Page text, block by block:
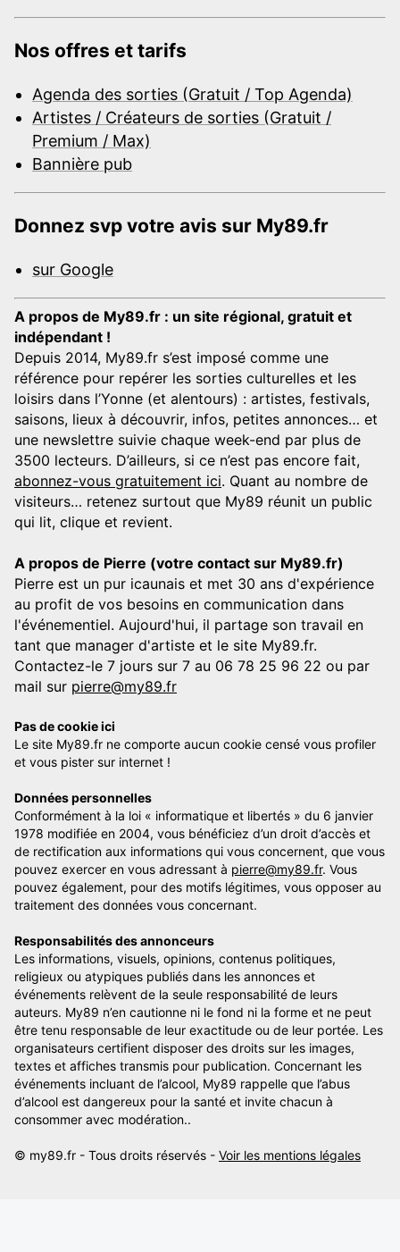
Nos offres et tarifs
Agenda des sorties (Gratuit / Top Agenda)
Artistes / Créateurs de sorties (Gratuit /
Premium / Max)
Bannière pub
Donnez svp votre avis sur My89.fr
sur Google
A propos de My89.fr : un site régional, gratuit et
indépendant !
Depuis 2014, My89.fr s’est imposé comme une
référence pour repérer les sorties culturelles et les
loisirs dans l’Yonne (et alentours) : artistes, festivals,
saisons, lieux à découvrir, infos, petites annonces… et
une newslettre suivie chaque week-end par plus de
3500 lecteurs. D’ailleurs, si ce n’est pas encore fait,
abonnez-vous gratuitement ici. Quant au nombre de
visiteurs… retenez surtout que My89 réunit un public
qui lit, clique et revient.
A propos de Pierre (votre contact sur My89.fr)
Pierre est un pur icaunais et met 30 ans d'expérience
au profit de vos besoins en communication dans
l'événementiel. Aujourd'hui, il partage son travail en
tant que manager d'artiste et le site My89.fr.
Contactez-le 7 jours sur 7 au 06 78 25 96 22 ou par
mail sur pierre@my89.fr
Pas de cookie ici
Le site My89.fr ne comporte aucun cookie censé vous profiler
et vous pister sur internet !
Données personnelles
Conformément à la loi « informatique et libertés » du 6 janvier
1978 modifiée en 2004, vous bénéficiez d’un droit d’accès et
de rectification aux informations qui vous concernent, que vous
pouvez exercer en vous adressant à pierre@my89.fr. Vous
pouvez également, pour des motifs légitimes, vous opposer au
traitement des données vous concernant.
Responsabilités des annonceurs
Les informations, visuels, opinions, contenus politiques,
religieux ou atypiques publiés dans les annonces et
événements relèvent de la seule responsabilité de leurs
auteurs. My89 n’en cautionne ni le fond ni la forme et ne peut
être tenu responsable de leur exactitude ou de leur portée. Les
organisateurs certifient disposer des droits sur les images,
textes et affiches transmis pour publication. Concernant les
événements incluant de l’alcool, My89 rappelle que l’abus
d’alcool est dangereux pour la santé et invite chacun à
consommer avec modération..
© my89.fr - Tous droits réservés - Voir les mentions légales